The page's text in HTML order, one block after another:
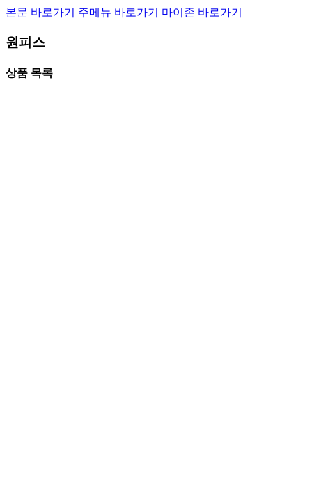
본문 바로가기 주메뉴 바로가기 마이존 바로가기
원피스
상품 목록